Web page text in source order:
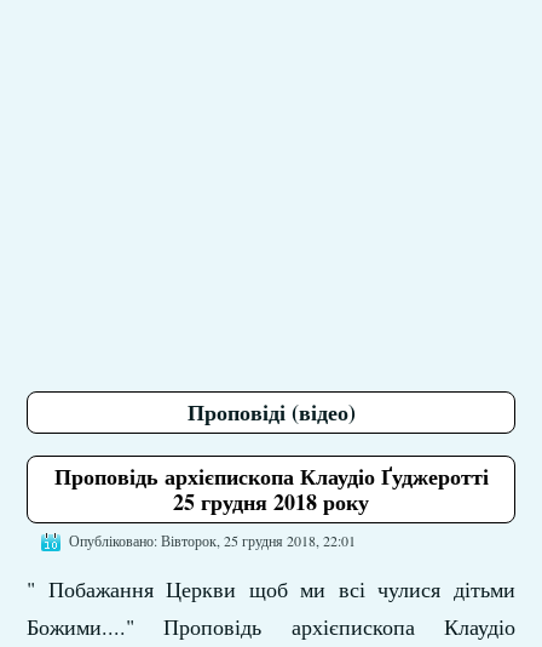
Проповіді (відео)
Проповідь архієпископа Клаудіо Ґуджеротті
25 грудня 2018 року
Опубліковано: Вівторок, 25 грудня 2018, 22:01
" Побажання Церкви щоб ми всі чулися дітьми
Божими...." Проповідь архієпископа Клаудіо